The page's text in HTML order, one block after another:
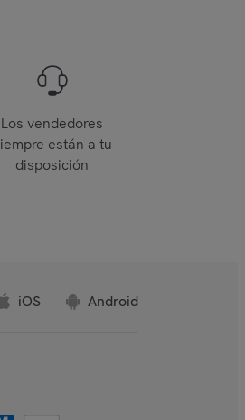
Los vendedores
están a tu
disposición
iOS Android